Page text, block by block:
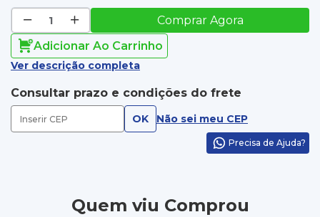
Comprar Agora
Adicionar Ao Carrinho
Ver descrição completa
Consultar prazo e condições do frete
OK Não sei meu CEP
Precisa de Ajuda?
Quem viu Comprou